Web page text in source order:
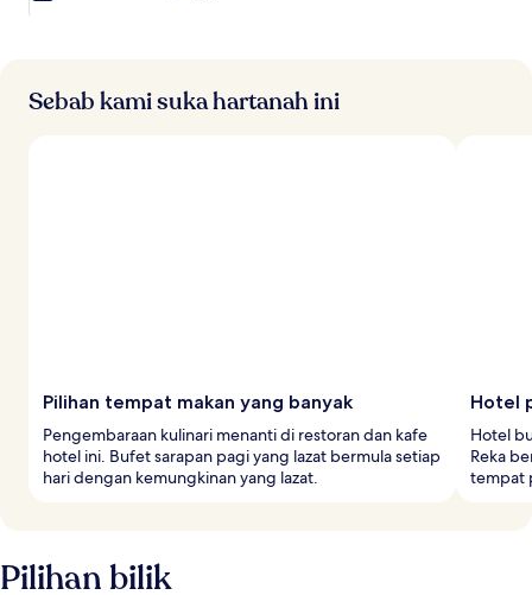
Sebab kami suka hartanah ini
Pilihan tempat makan yang banyak
Pengembaraan kulinari menanti di restoran dan kafe
hotel ini. Bufet sarapan pagi yang lazat bermula setiap
hari dengan kemungkinan yang lazat.
Hotel
Hotel
Reka
tempat
Pilihan bilik